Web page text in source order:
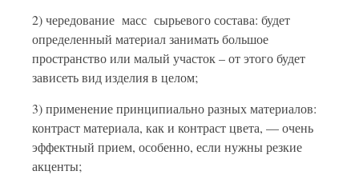
2) чередование масс сырьевого состава: будет
определенный материал занимать большое
пространство или малый участок – от этого будет
зависеть вид изделия в целом;
3) применение принципиально разных материалов:
контраст материала, как и контраст цвета, — очень
эффектный прием, особенно, если нужны резкие
акценты;